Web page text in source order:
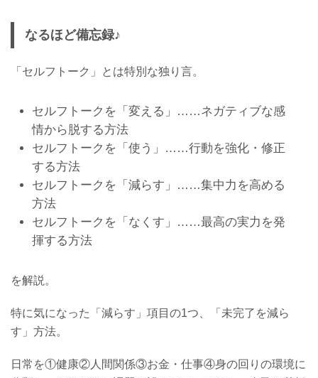
なるほど備忘録♪
「セルフトーク」とは特別な独り言。
セルフトークを「変える」……ネガティブな感
情から脱する方法
セルフトークを「使う」……行動を強化・修正
する方法
セルフトークを「減らす」……集中力を高める
方法
セルフトークを「なくす」……最高の実力を発
揮する方法
を解説。
特に気になった「減らす」項目の1つ、「未完了を減ら
す」方法。
日常を①健康②人間関係③お金・仕事④身の回りの環境に